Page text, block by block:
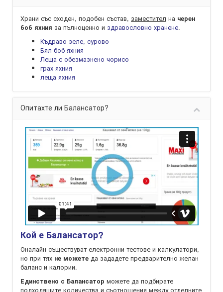
Храни със сходен, подобен състав, заместител на черен
боб яхния за пълноценно и здравословно хранене.
Къдраво зеле, сурово
Бял боб яхния
Леща с обезмазнено чорисо
грах яхния
леща яхния
Опитахте ли Балансатор?
Кой е Балансатор?
Оналайн съществуват електронни тестове и калкулатори,
но при тях не можете да зададете предварително желан
баланс и калории.
Единствено с Балансатор можете да подбирате
подходящите количества и съотношения между отделните